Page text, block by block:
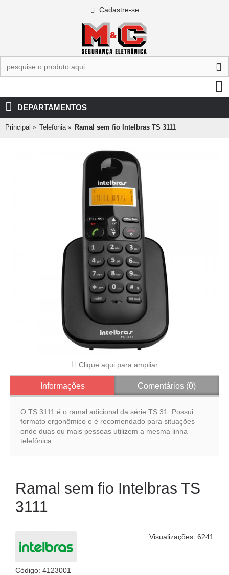
Cadastre-se
DEPARTAMENTOS
Principal Telefonia Ramal sem fio Intelbras TS 3111
Clique aqui para ampliar
Informações Comentários (0)
O TS 3111 é o ramal adicional da série TS 31. Possui
formato ergonômico e é recomendado para situações
onde duas ou mais pessoas utilizem a mesma linha
telefônica
Ramal sem fio Intelbras TS
3111
Visualizações: 6241
Código: 4123001